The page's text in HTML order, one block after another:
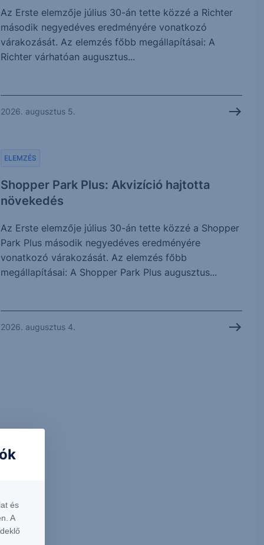
Az Erste elemzője július 30-án tette közzé a Richter
második negyedéves eredményére vonatkozó
várakozását. Az elemzés főbb megállapításai: A
Richter várhatóan augusztus...
2026. augusztus 5.
Shopper Park Plus: Akvizíció hajtotta
növekedés
ELEMZÉS
Az Erste elemzője július 30-án tette közzé a Shopper
Park Plus második negyedéves eredményére
vonatkozó várakozását. Az elemzés főbb
megállapításai: A Shopper Park Plus augusztus...
2026. augusztus 4.
és
A